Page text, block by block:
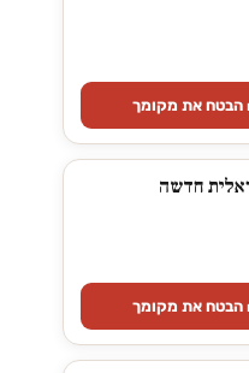
הבטח את מקומך
חדשה
הבטח את מקומך